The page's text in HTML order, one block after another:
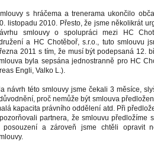
s hráčema a trenerama ukončilo
listopadu 2010. Přesto, že jsme několikrát
smlouvy o spolupráci mezi HC
a HC Chotěboř, s.r.o., tuto smlouvu
2011 s tím, že musí být podepsaná 12.
byla sepsána jednostranně pro HC
Engli, Valko L.).
návrh této smlouvy jsme čekali 3 měsíce,
proč nemůže být smlouva
kapacita právního oddělení atd. Při
partnera, že smlouvu předložíme
posouzení a zároveň jsme chtěli opravit